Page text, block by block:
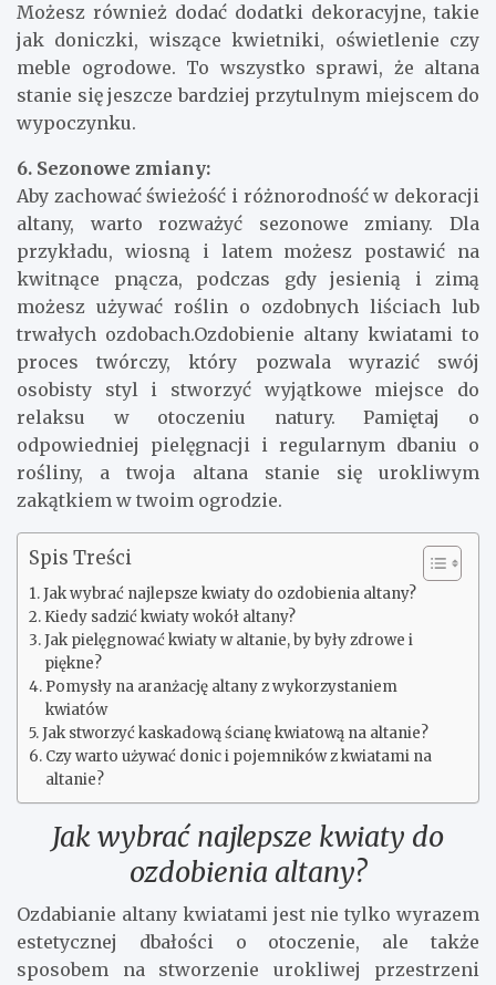
Możesz również dodać dodatki dekoracyjne, takie
jak doniczki, wiszące kwietniki, oświetlenie czy
meble ogrodowe. To wszystko sprawi, że altana
stanie się jeszcze bardziej przytulnym miejscem do
wypoczynku.
6. Sezonowe zmiany:
Aby zachować świeżość i różnorodność w dekoracji
altany, warto rozważyć sezonowe zmiany. Dla
przykładu, wiosną i latem możesz postawić na
kwitnące pnącza, podczas gdy jesienią i zimą
możesz używać roślin o ozdobnych liściach lub
trwałych ozdobach.Ozdobienie altany kwiatami to
proces twórczy, który pozwala wyrazić swój
osobisty styl i stworzyć wyjątkowe miejsce do
relaksu w otoczeniu natury. Pamiętaj o
odpowiedniej pielęgnacji i regularnym dbaniu o
rośliny, a twoja altana stanie się urokliwym
zakątkiem w twoim ogrodzie.
Spis Treści
Jak wybrać najlepsze kwiaty do ozdobienia altany?
Kiedy sadzić kwiaty wokół altany?
Jak pielęgnować kwiaty w altanie, by były zdrowe i
piękne?
Pomysły na aranżację altany z wykorzystaniem
kwiatów
Jak stworzyć kaskadową ścianę kwiatową na altanie?
Czy warto używać donic i pojemników z kwiatami na
altanie?
Jak wybrać najlepsze kwiaty do
ozdobienia altany?
Ozdabianie altany kwiatami jest nie tylko wyrazem
estetycznej dbałości o otoczenie, ale także
sposobem na stworzenie urokliwej przestrzeni